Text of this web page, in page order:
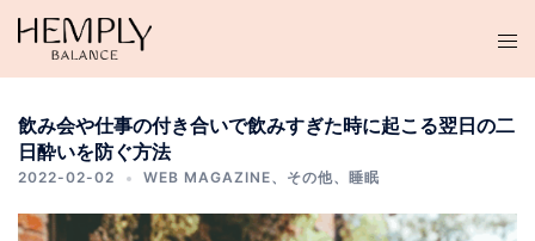
テ
飲み会や仕事の付き合いで飲みすぎた時に起こる翌日の二
日酔いを防ぐ方法
2022-02-02 WEB MAGAZINE、 その他、 睡眠